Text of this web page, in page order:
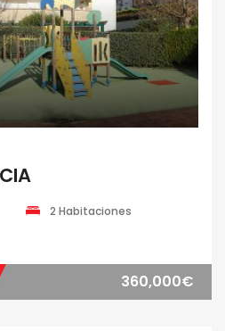
2 Habitaciones
360,000€